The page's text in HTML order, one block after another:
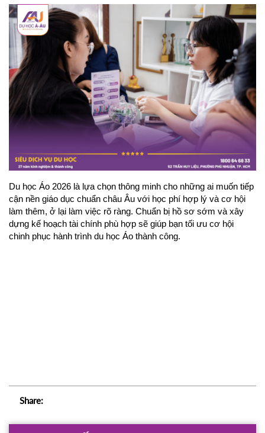
Du học Áo 2026 là lựa chọn thông minh cho những ai muốn tiếp
cận nền giáo dục chuẩn châu Âu với học phí hợp lý và cơ hội
làm thêm, ở lại làm việc rõ ràng. Chuẩn bị hồ sơ sớm và xây
dựng kế hoạch tài chính phù hợp sẽ giúp bạn tối ưu cơ hội
chinh phục hành trình du học Áo thành công.
Share: